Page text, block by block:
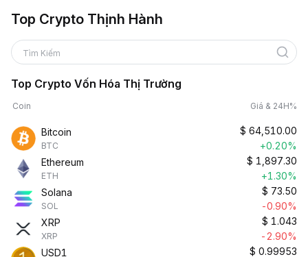
Top Crypto Thịnh Hành
Tìm Kiếm
Top Crypto Vốn Hóa Thị Trường
Coin Giá & 24H%
Bitcoin
BTC
$ 64,510.00
+0.20%
Ethereum
ETH
$ 1,897.30
+1.30%
Solana
SOL
$ 73.50
-0.90%
XRP
XRP
$ 1.043
-2.90%
USD1
$ 0.99953